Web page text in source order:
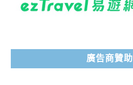
廣告商贊助